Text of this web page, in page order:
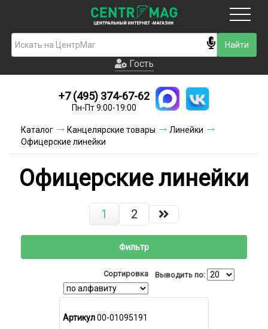
Гость
Новинки
Условия доставки
Контакты
Акции и скидки
Гость
+7 (495) 374-67-62
Пн-Пт 9:00-19:00
Каталог Канцелярские товары
Линейки
Офицерские линейки
Офицерские линейки
1 2
Фильтр
Сортировка Выводить по:
Артикул00-01095191